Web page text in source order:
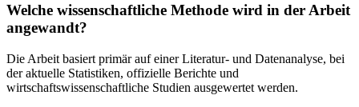
Welche wissenschaftliche Methode wird in der Arbeit
angewandt?
Die Arbeit basiert primär auf einer Literatur- und Datenanalyse, bei
der aktuelle Statistiken, offizielle Berichte und
wirtschaftswissenschaftliche Studien ausgewertet werden.